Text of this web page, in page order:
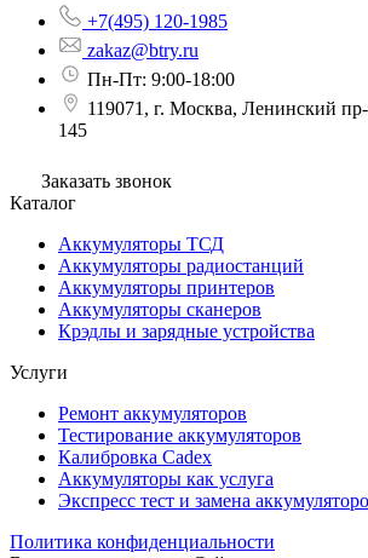
+7(495) 120-1985
zakaz@btry.ru
Пн-Пт: 9:00-18:00
119071, г. Москва, Ленинский
145
Заказать звонок
Каталог
Аккумуляторы ТСД
Аккумуляторы радиостанций
Аккумуляторы принтеров
Аккумуляторы сканеров
Крэдлы и зарядные устройства
Услуги
Ремонт аккумуляторов
Тестирование аккумуляторов
Калибровка Cadex
Аккумуляторы как услуга
Экспресс тест и замена
Политика конфиденциальности